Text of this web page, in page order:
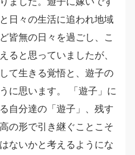
日々の生活に追われ地域
皆無の日々を過ごし、こ
ると思っていましたが、
て生きる覚悟と、遊子の
に思います。 「遊子」に
自分達の「遊子」、残す
の形で引き継ぐことこそ
ないかと考えるようにな